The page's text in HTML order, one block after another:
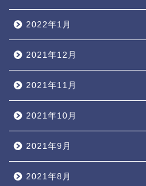
2022年1月
2021年12月
2021年11月
2021年10月
2021年9月
2021年8月